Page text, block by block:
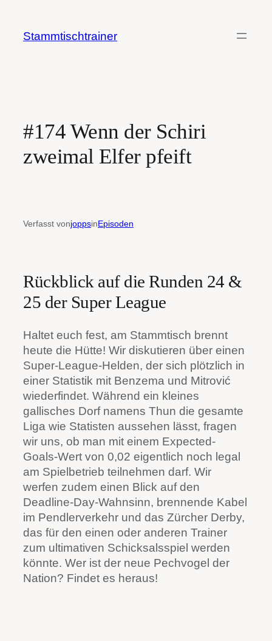
springen
Stammtischtrainer
#174 Wenn der Schiri
zweimal Elfer pfeift
Verfasst vonjoppsinEpisoden
Rückblick auf die Runden 24 &
25 der Super League
Haltet euch fest, am Stammtisch brennt
heute die Hütte! Wir diskutieren über einen
Super-League-Helden, der sich plötzlich in
einer Statistik mit Benzema und Mitrović
wiederfindet. Während ein kleines
gallisches Dorf namens Thun die gesamte
Liga wie Statisten aussehen lässt, fragen
wir uns, ob man mit einem Expected-
Goals-Wert von 0,02 eigentlich noch legal
am Spielbetrieb teilnehmen darf. Wir
werfen zudem einen Blick auf den
Deadline-Day-Wahnsinn, brennende Kabel
im Pendlerverkehr und das Zürcher Derby,
das für den einen oder anderen Trainer
zum ultimativen Schicksalsspiel werden
könnte. Wer ist der neue Pechvogel der
Nation? Findet es heraus!